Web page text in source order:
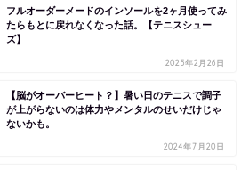
フルオーダーメードのインソールを2ヶ月使ってみ
たらもとに戻れなくなった話。【テニスシュー
ズ】
2025年2月26日
【脳がオーバーヒート？】暑い日のテニスで調子
が上がらないのは体力やメンタルのせいだけじゃ
ないかも。
2024年7月20日